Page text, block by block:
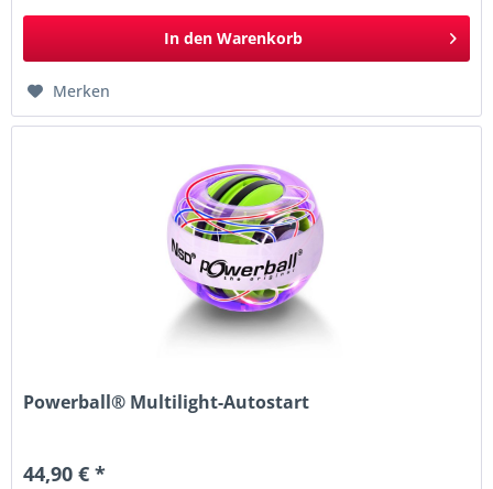
In den Warenkorb
Merken
Powerball® Multilight-Autostart
44,90 € *